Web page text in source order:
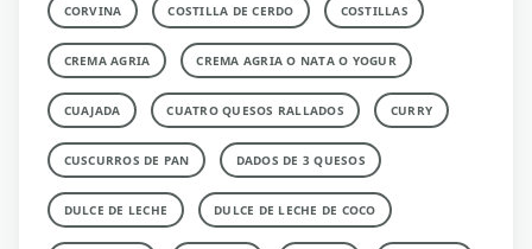
CORVINA COSTILLA DE CERDO COSTILLAS
CREMA AGRIA CREMA AGRIA O NATA O YOGUR
CUAJADA CUATRO QUESOS RALLADOS CURRY
CUSCURROS DE PAN DADOS DE 3 QUESOS
DULCE DE LECHE DULCE DE LECHE DE COCO